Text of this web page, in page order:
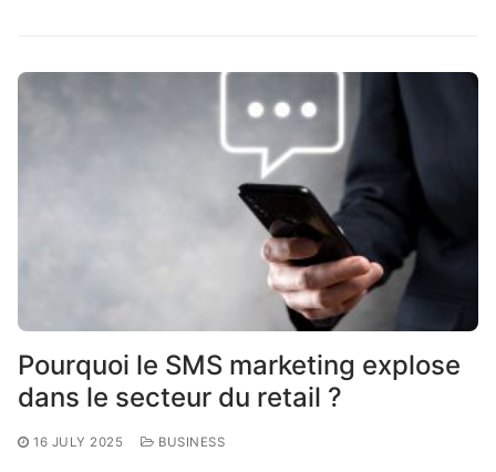
Pourquoi le SMS marketing explose
dans le secteur du retail ?
16 JULY 2025 BUSINESS